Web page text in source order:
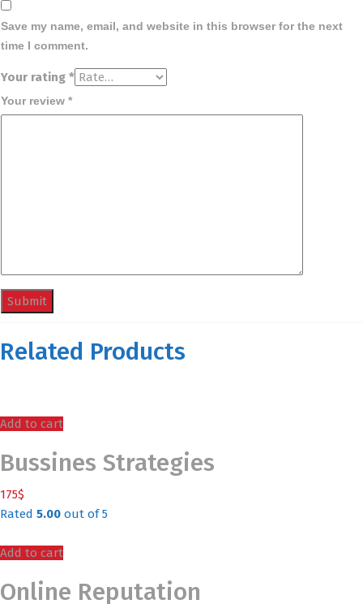
Save my name, email, and website in this browser for the next
time I comment.
Your rating *
Your review *
Related Products
Add to cart
Bussines Strategies
175$
Rated 5.00 out of 5
Add to cart
Online Reputation